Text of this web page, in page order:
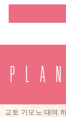
교토 기모노 대여